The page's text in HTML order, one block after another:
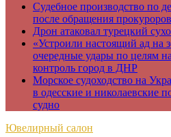
Судебное производство по
после обращения прокуроров
Дрон атаковал турецкий
«Устроили настоящий ад на
очередные удары по целям
контроль город в ДНР
Морское судоходство на
в одесские и николаевские
судно
Ювелирный салон